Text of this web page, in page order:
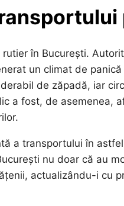
în București.
un climat de
de zăpadă, iar
a fost, de asemenea,
a transportului în
nu doar că au
actualizându-i cu